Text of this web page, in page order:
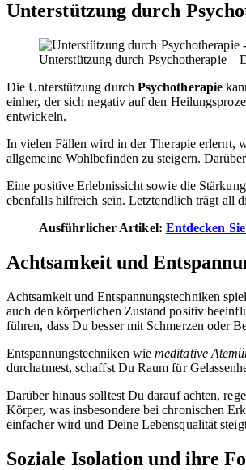
Unterstützung durch
Unterstützung durch Psychotherapie
Die Unterstützung durch Psychotherapie
einher, der sich negativ auf den
entwickeln.
In vielen Fällen wird in der Therapie erlernt,
allgemeine Wohlbefinden zu steigern.
Eine positive Erlebnissicht sowie die
ebenfalls hilfreich sein. Letztendlich trägt all
Ausführlicher Artikel: Entdecken
Achtsamkeit und
Achtsamkeit und Entspannungstechniken
auch den körperlichen Zustand positiv
führen, dass Du besser mit Schmerzen oder
Entspannungstechniken wiemeditative
durchatmest, schaffst Du Raum für
Darüber hinaus solltest Du darauf achten,
Körper, was insbesondere bei chronischen
einfacher wird und Deine Lebensqualität
Soziale Isolation und ihre